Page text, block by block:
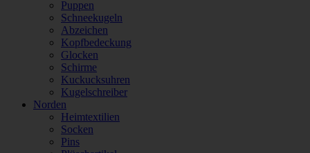
Puppen
Schneekugeln
Abzeichen
Kopfbedeckung
Glocken
Schirme
Kuckucksuhren
Kugelschreiber
Norden
Heimtextilien
Socken
Pins